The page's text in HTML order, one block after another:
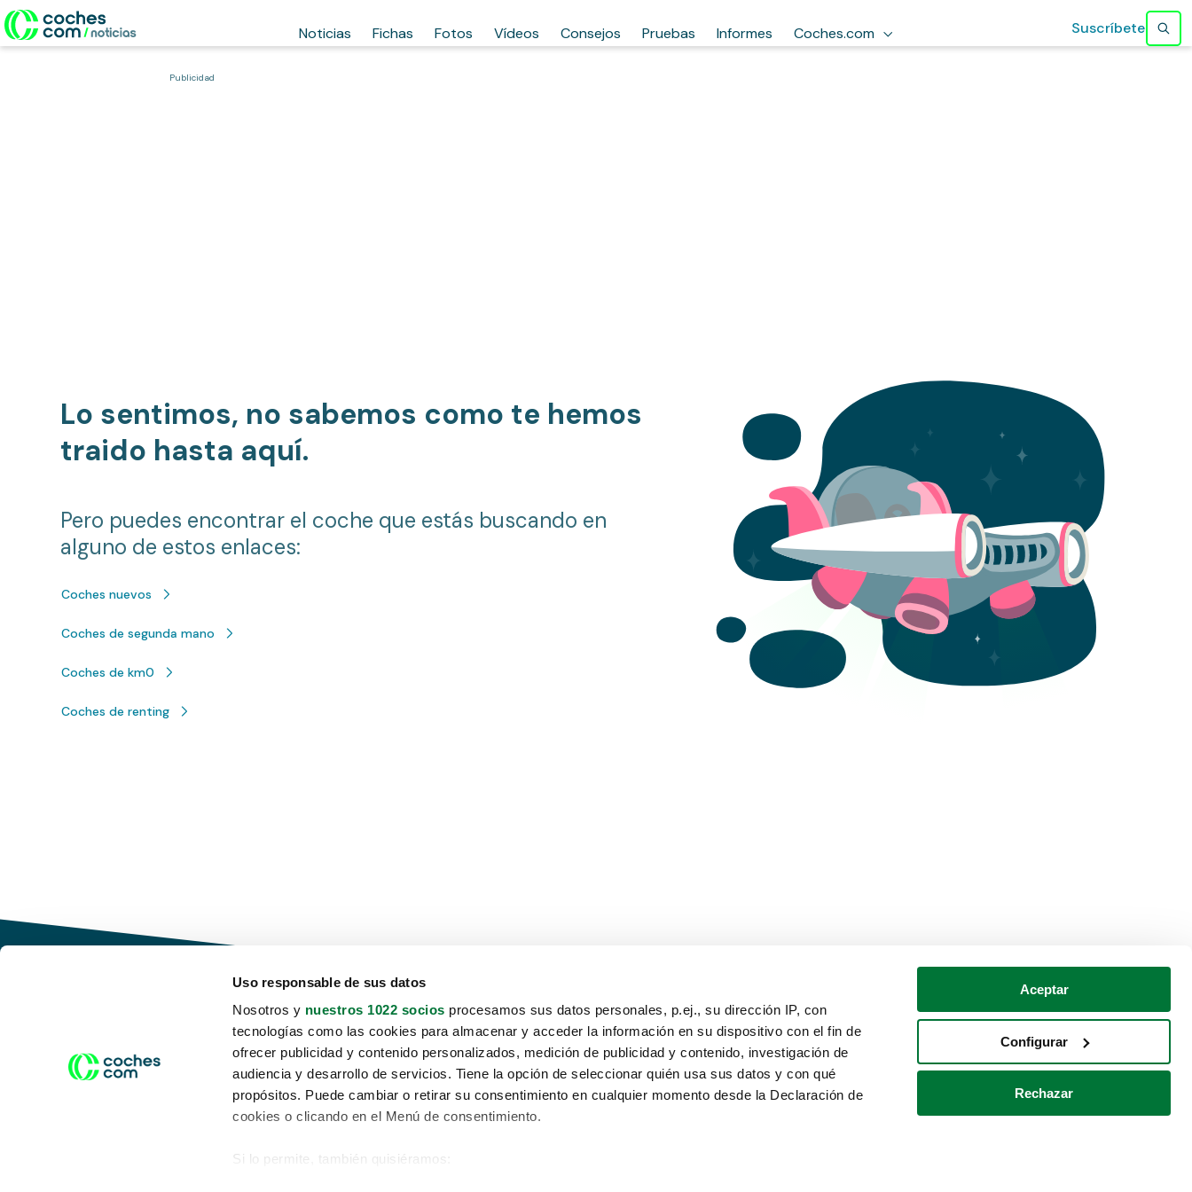
Uso responsable de sus datos
Nosotros y nuestros 1022 socios procesamos sus datos personales, p.ej., su dirección IP, con
tecnologías como las cookies para almacenar y acceder la información en su dispositivo con el fin de
ofrecer publicidad y contenido personalizados, medición de publicidad y contenido, investigación de
audiencia y desarrollo de servicios. Tiene la opción de seleccionar quién usa sus datos y con qué
propósitos. Puede cambiar o retirar su consentimiento en cualquier momento desde la Declaración de
cookies o clicando en el Menú de consentimiento.
Si lo permite, también quisiéramos:
Aceptar
Configurar
Rechazar
Noticias Fichas Fotos Vídeos Consejos Pruebas Informes Coches.com Suscríbete
Publicidad
Lo sentimos, no sabemos como te hemos
traido hasta aquí.
Pero puedes encontrar el coche que estás buscando en
alguno de estos enlaces:
Coches nuevos
Coches de segunda mano
Coches de km0
Coches de renting
Conduce tu futuro,
desata tu movilidad